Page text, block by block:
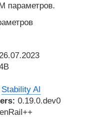
параметров.
26.07.2023
Stability AI
0.19.0.dev0